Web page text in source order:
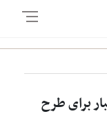
اعتبار برای طرح